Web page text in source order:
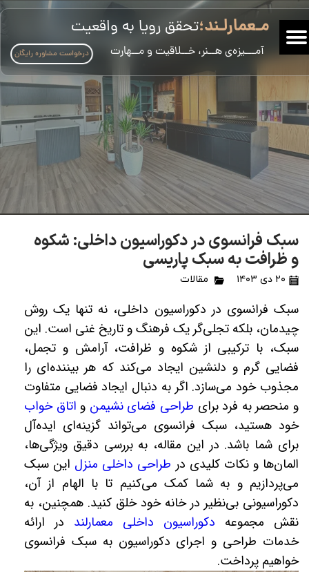
​آمـــیزه‌ی هــنر، خــلاقیت و مــهارت
مـعمارلـند؛تحقق رویا به واقعیت
درخواست مشاوره رایگان
سبک فرانسوی در دکوراسیون داخلی: شکوه
و ظرافت به سبک پاریسی
۲۰ دی ۱۴۰۳ مقالات
سبک فرانسوی در دکوراسیون داخلی، نه تنها یک روش
چیدمان، بلکه تجلی‌گر یک فرهنگ و تاریخ غنی است. این
سبک، با ترکیبی از شکوه و ظرافت، آرامش و تجمل،
فضایی گرم و دلنشین ایجاد می‌کند که هر بیننده‌ای را
مجذوب خود می‌سازد. اگر به دنبال ایجاد فضایی متفاوت
و منحصر به فرد برای طراحی فضای نشیمن و اتاق خواب
خود هستید، سبک فرانسوی می‌تواند گزینه‌ای ایده‌آل
برای شما باشد. در این مقاله، به بررسی دقیق ویژگی‌ها،
المان‌ها و نکات کلیدی در طراحی داخلی منزل این سبک
می‌پردازیم و به شما کمک می‌کنیم تا با الهام از آن،
دکوراسیونی بی‌نظیر در خانه خود خلق کنید. همچنین، به
نقش مجموعه دکوراسیون داخلی معمارلند در ارائه
خدمات طراحی و اجرای دکوراسیون به سبک فرانسوی
خواهیم پرداخت.